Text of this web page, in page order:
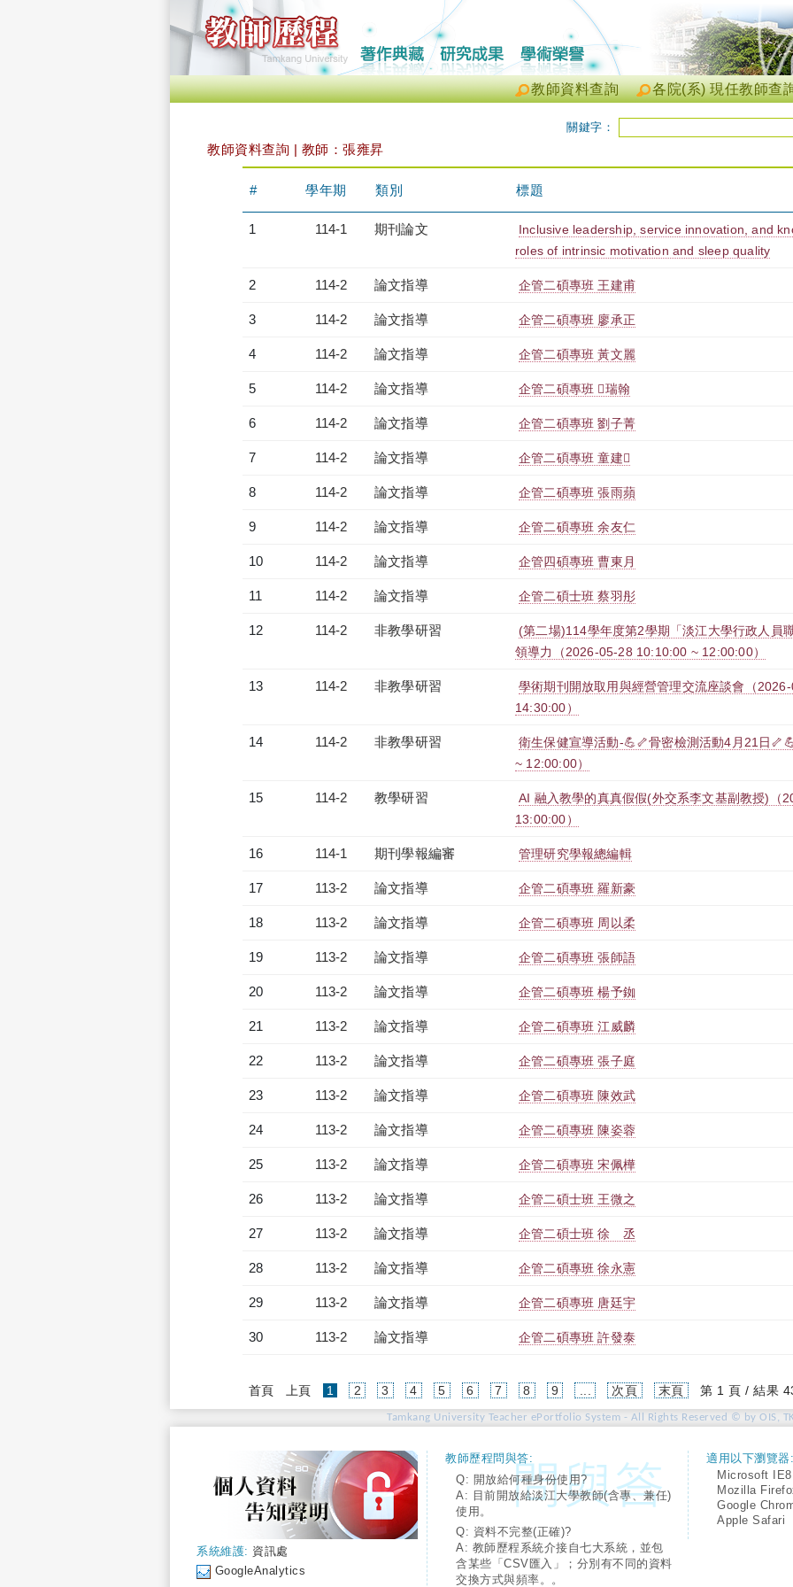
各院(系) 現任教師查
教師資料查詢
關鍵字：
教師資料查詢 | 教師：張雍昇
# 學年期 類別 標題
1 114-1 期刊論文
Inclusive leadership, service innovation, and
roles of intrinsic motivation and sleep quality
2 114-2 論文指導 企管二碩專班 王建甫
3 114-2 論文指導 企管二碩專班 廖承正
4 114-2 論文指導 企管二碩專班 黃文麗
5 114-2 論文指導 企管二碩專班 瑞翰
6 114-2 論文指導 企管二碩專班 劉子菁
7 114-2 論文指導 企管二碩專班 童建
8 114-2 論文指導 企管二碩專班 張雨蘋
9 114-2 論文指導 企管二碩專班 余友仁
10 114-2 論文指導 企管四碩專班 曹東月
11 114-2 論文指導 企管二碩士班 蔡羽彤
12 114-2 非教學研習
(第二場)114學年度第2學期「淡江大學行政人員
領導力（2026-05-28 10:10:00 ~ 12:00:00）
13 114-2 非教學研習
學術期刊開放取用與經營管理交流座談會（
14:30:00）
14 114-2 非教學研習
衛生保健宣導活動-💪🦴骨密檢測活動4月21日
~ 12:00:00）
15 114-2 教學研習
AI 融入教學的真真假假(外交系李文基副教授)（
13:00:00）
16 114-1 期刊學報編審 管理研究學報總編輯
17 113-2 論文指導 企管二碩專班 羅新豪
18 113-2 論文指導 企管二碩專班 周以柔
19 113-2 論文指導 企管二碩專班 張師語
20 113-2 論文指導 企管二碩專班 楊予銣
21 113-2 論文指導 企管二碩專班 江威麟
22 113-2 論文指導 企管二碩專班 張子庭
23 113-2 論文指導 企管二碩專班 陳效武
24 113-2 論文指導 企管二碩專班 陳姿蓉
25 113-2 論文指導 企管二碩專班 宋佩樺
26 113-2 論文指導 企管二碩士班 王微之
27 113-2 論文指導 企管二碩士班 徐 丞
28 113-2 論文指導 企管二碩專班 徐永憲
29 113-2 論文指導 企管二碩專班 唐廷宇
30 113-2 論文指導 企管二碩專班 許發泰
首頁 上頁 1 (current)
2 3 4 5 6 7 8 9 次頁 末頁 第 1 頁 / 結果
Tamkang University Teacher ePortfolio System - All Rights Reserved © by OIS,
系統維護: 資訊處
GoogleAnalytics
教師歷程問與答:
Q: 開放給何種身份使用?
A: 目前開放給淡江大學教師(含專、兼任)
使用。
Q: 資料不完整(正確)?
A: 教師歷程系統介接自七大系統，並包
含某些「CSV匯入」；分別有不同的資料
交換方式與頻率。。
適用以下瀏覽器:
Microsoft
Mozilla
Google
Apple Safari